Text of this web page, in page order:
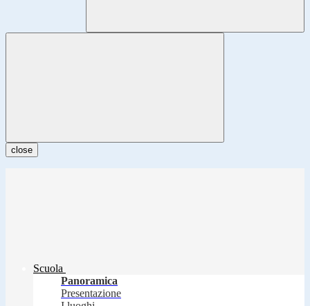
close
Scuola
Panoramica
Presentazione